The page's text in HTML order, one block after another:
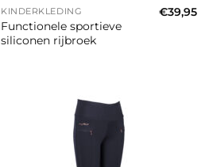
KINDERKLEDING
Functionele sportieve
siliconen rijbroek
€39,95